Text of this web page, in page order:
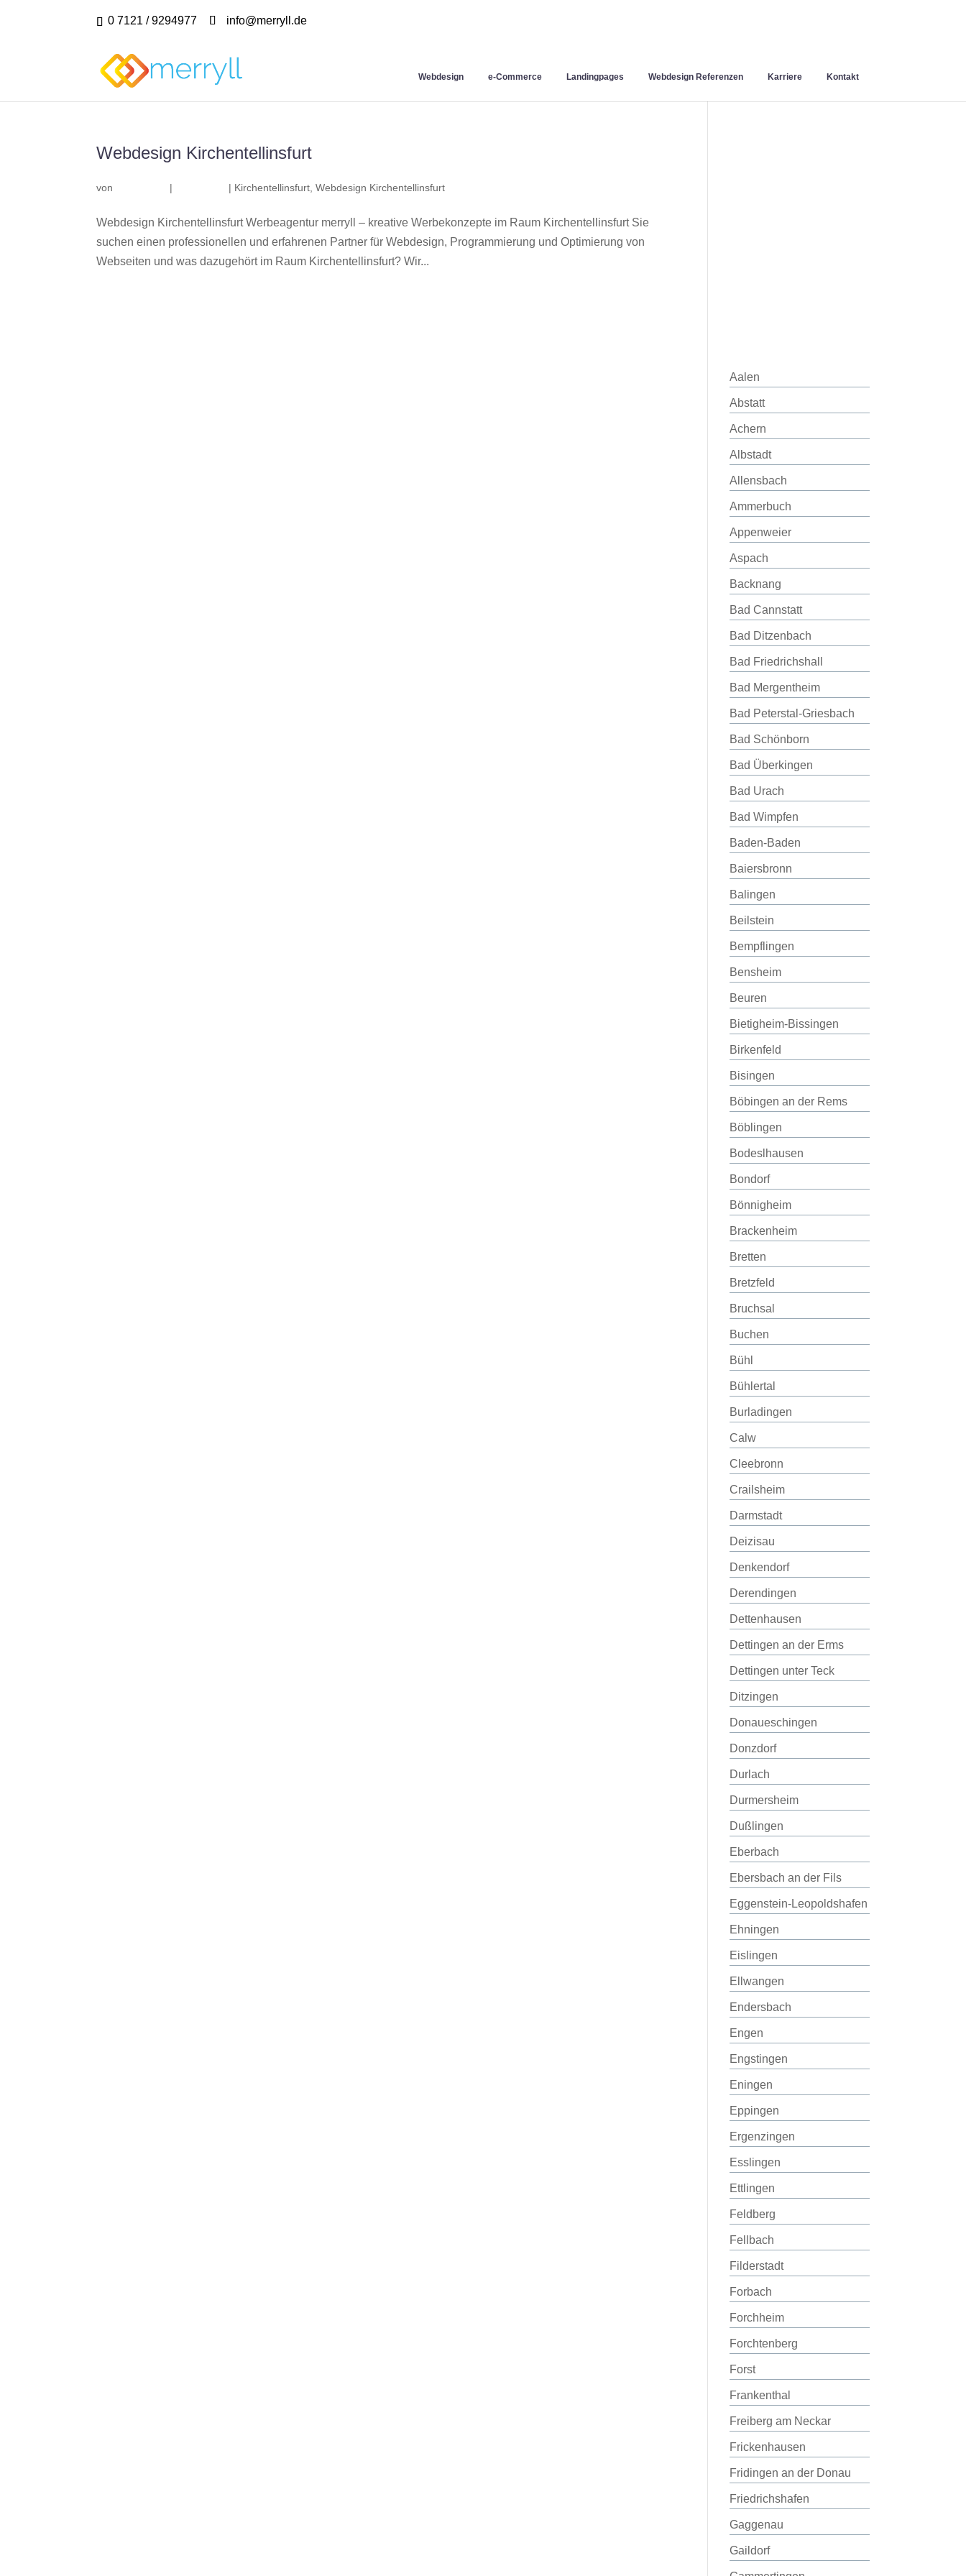
0 7121 / 9294977 info@merryll.de
Webdesign e-Commerce Landingpages Webdesign Referenzen Karriere Kontakt
Webdesign Kirchentellinsfurt
von | | Kirchentellinsfurt ,Webdesign Kirchentellinsfurt
Webdesign Kirchentellinsfurt Werbeagentur merryll – kreative Werbekonzepte im Raum Kirchentellinsfurt Sie
suchen einen professionellen und erfahrenen Partner für Webdesign, Programmierung und Optimierung von
Webseiten und was dazugehört im Raum Kirchentellinsfurt? Wir...
Aalen
Abstatt
Achern
Albstadt
Allensbach
Ammerbuch
Appenweier
Aspach
Backnang
Bad Cannstatt
Bad Ditzenbach
Bad Friedrichshall
Bad Mergentheim
Bad Peterstal-Griesbach
Bad Schönborn
Bad Überkingen
Bad Urach
Bad Wimpfen
Baden-Baden
Baiersbronn
Balingen
Beilstein
Bempflingen
Bensheim
Beuren
Bietigheim-Bissingen
Birkenfeld
Bisingen
Böbingen an der Rems
Böblingen
Bodeslhausen
Bondorf
Bönnigheim
Brackenheim
Bretten
Bretzfeld
Bruchsal
Buchen
Bühl
Bühlertal
Burladingen
Calw
Cleebronn
Crailsheim
Darmstadt
Deizisau
Denkendorf
Derendingen
Dettenhausen
Dettingen an der Erms
Dettingen unter Teck
Ditzingen
Donaueschingen
Donzdorf
Durlach
Durmersheim
Dußlingen
Eberbach
Ebersbach an der Fils
Eggenstein-Leopoldshafen
Ehningen
Eislingen
Ellwangen
Endersbach
Engen
Engstingen
Eningen
Eppingen
Ergenzingen
Esslingen
Ettlingen
Feldberg
Fellbach
Filderstadt
Forbach
Forchheim
Forchtenberg
Forst
Frankenthal
Freiberg am Neckar
Frickenhausen
Fridingen an der Donau
Friedrichshafen
Gaggenau
Gaildorf